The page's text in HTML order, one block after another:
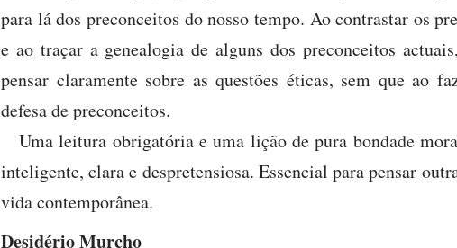
para lá dos preconceitos do nosso tempo. Ao contrastar os
e ao traçar a genealogia de alguns dos preconceitos
pensar claramente sobre as questões éticas, sem que ao
defesa de preconceitos.
Uma leitura obrigatória e uma lição de pura bondade
inteligente, clara e despretensiosa. Essencial para pensar
vida contemporânea.
Desidério Murcho